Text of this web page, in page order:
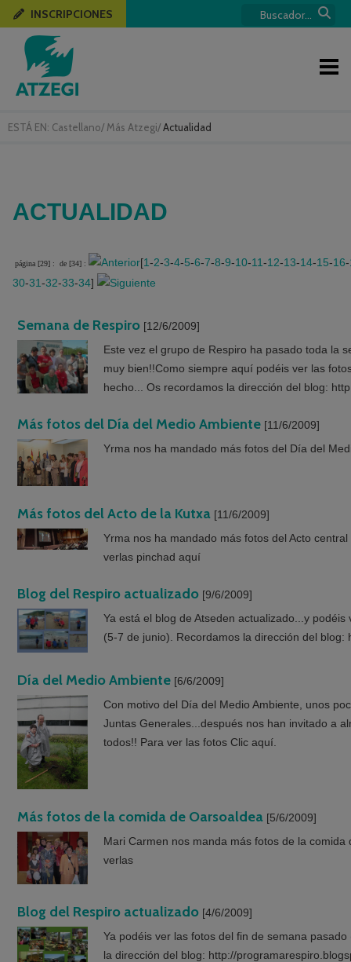
ESTÁ EN: Castellano/ Más Atzegi/Actualidad
INSCRIPCIONES
ACTUALIDAD
página [29] : de [34] : [1-2-3-4-5-6-7-8-9-10-11-12-13-14-15-16-
30-31-32-33-34]
Semana de Respiro [12/6/2009]
Este vez el grupo de Respiro ha pasado toda la
muy bien!!Como siempre aquí podéis ver las
hecho... Os recordamos la dirección del blog:
Más fotos del Día del Medio Ambiente [11/6/2009]
Yrma nos ha mandado más fotos del Día del
Más fotos del Acto de la Kutxa [11/6/2009]
Yrma nos ha mandado más fotos del Acto
verlas pinchad aquí
Blog del Respiro actualizado [9/6/2009]
Ya está el blog de Atseden actualizado...y
(5-7 de junio). Recordamos la dirección del
Día del Medio Ambiente [6/6/2009]
Con motivo del Día del Medio Ambiente, unos
Juntas Generales...después nos han invitado a
todos!! Para ver las fotos Clic aquí.
Más fotos de la comida de Oarsoaldea [5/6/2009]
Mari Carmen nos manda más fotos de la
verlas
Blog del Respiro actualizado [4/6/2009]
Ya podéis ver las fotos del fin de semana
la dirección del blog: http://